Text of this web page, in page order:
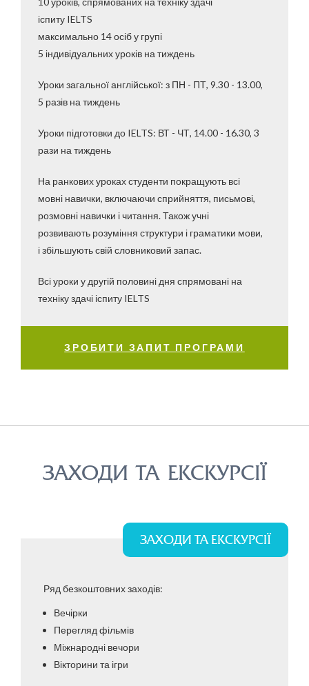
іспиту IELTS
максимально 14 осіб у групі
5 індивідуальних уроків на тиждень
Уроки загальної англійської: з ПН - ПТ, 9.30 - 13.00,
5 разів на тиждень
Уроки підготовки до IELTS: ВТ - ЧТ, 14.00 - 16.30, 3
рази на тиждень
На ранкових уроках студенти покращують всі
мовні навички, включаючи сприйняття, письмові,
розмовні навички і читання. Також учні
розвивають розуміння структури і граматики мови,
і збільшують свій словниковий запас.
Всі уроки у другій половині дня спрямовані на
техніку здачі іспиту IELTS
ЗРОБИТИ ЗАПИТ ПРОГРАМИ
ЗАХОДИ ТА ЕКСКУРСІЇ
ЗАХОДИ ТА ЕКСКУРСІЇ
Ряд безкоштовних заходів:
Вечірки
Перегляд фільмів
Міжнародні вечори
Вікторини та ігри